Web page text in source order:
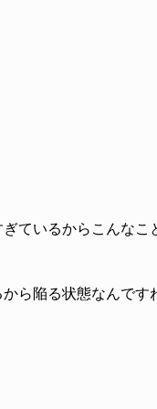
ているからこんなこ
ら陥る状態なんです